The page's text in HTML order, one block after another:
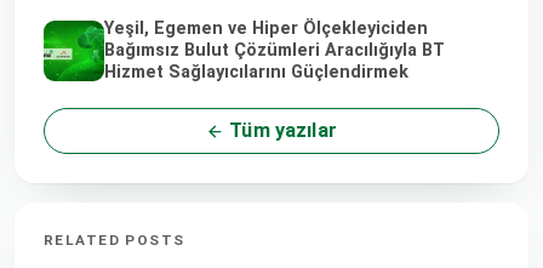
Yeşil, Egemen ve Hiper Ölçekleyiciden
Bağımsız Bulut Çözümleri Aracılığıyla BT
Hizmet Sağlayıcılarını Güçlendirmek
Tüm yazılar
RELATED POSTS